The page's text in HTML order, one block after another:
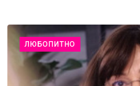
ЛЮБОПИТНО